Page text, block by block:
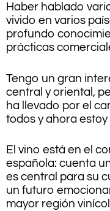
Haber hablado
vivido en varios
profundo
prácticas
Tengo un gran
central y oriental,
ha llevado por el
todos y ahora
El vino está en el
española: cuenta
es central para su
un futuro
mayor región